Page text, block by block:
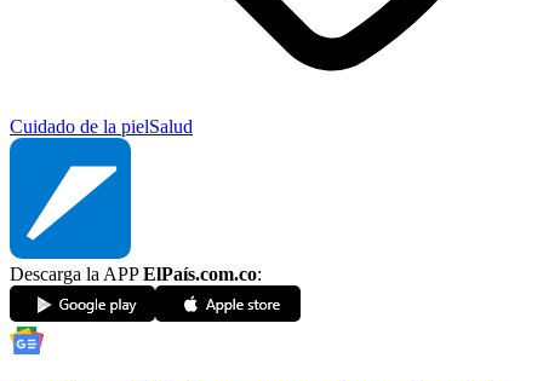
Cuidado de la pielSalud
Descarga la APPElPaís.com.co: